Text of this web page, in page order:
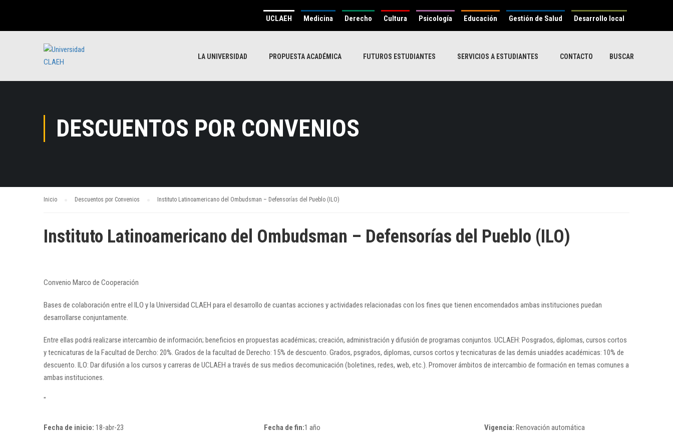
UCLAEH Medicina Derecho Cultura Psicología Educación Gestión de Salud Desarrollo local
LA UNIVERSIDAD PROPUESTA ACADÉMICA FUTUROS ESTUDIANTES SERVICIOS A ESTUDIANTES CONTACTO
DESCUENTOS POR CONVENIOS
Inicio Descuentos por Convenios Instituto Latinoamericano del Ombudsman – Defensorías del Pueblo (ILO)
Instituto Latinoamericano del Ombudsman – Defensorías del Pueblo (ILO)
Convenio Marco de Cooperación
Bases de colaboración entre el ILO y la Universidad CLAEH para el desarrollo de cuantas acciones y actividades relacionadas con los fines que tienen encomendados ambas instituciones puedan
desarrollarse conjuntamente.
Entre ellas podrá realizarse intercambio de información; beneficios en propuestas académicas; creación, administración y difusión de programas conjuntos. UCLAEH: Posgrados, diplomas, cursos cortos
y tecnicaturas de la Facultad de Dercho: 20%. Grados de la facultad de Derecho: 15% de descuento. Grados, psgrados, diplomas, cursos cortos y tecnicaturas de las demás uniaddes académicas: 10% de
descuento. ILO: Dar difusión a los cursos y carreras de UCLAEH a través de sus medios decomunicación (boletines, redes, web, etc.). Promover ámbitos de intercambio de formación en temas comunes a
ambas instituciones.
"
Fecha de inicio: 18-abr-23 Fecha de fin:1 año Vigencia: Renovación automática